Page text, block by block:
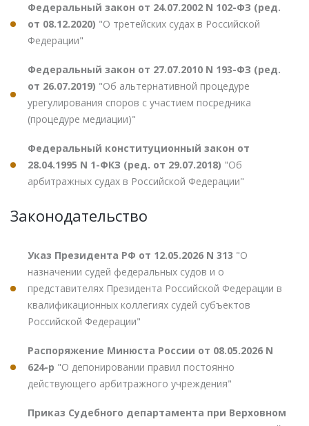
Федеральный закон от 24.07.2002 N 102-ФЗ (ред.
от 08.12.2020) "О третейских судах в Российской
Федерации"
Федеральный закон от 27.07.2010 N 193-ФЗ (ред.
от 26.07.2019) "Об альтернативной процедуре
урегулирования споров с участием посредника
(процедуре медиации)"
Федеральный конституционный закон от
28.04.1995 N 1-ФКЗ (ред. от 29.07.2018) "Об
арбитражных судах в Российской Федерации"
Законодательство
Указ Президента РФ от 12.05.2026 N 313 "О
назначении судей федеральных судов и о
представителях Президента Российской Федерации в
квалификационных коллегиях судей субъектов
Российской Федерации"
Распоряжение Минюста России от 08.05.2026 N
624-р "О депонировании правил постоянно
действующего арбитражного учреждения"
Приказ Судебного департамента при Верховном